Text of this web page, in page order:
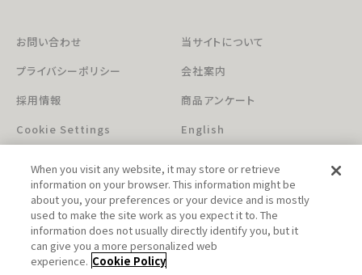
お問い合わせ
当サイトについて
プライバシーポリシー
会社案内
採用情報
商品アンケート
Cookie Settings
English
このホームページに掲載されている著作物の無断利用を禁じます。
When you visit any website, it may store or retrieve
information on your browser. This information might be
about you, your preferences or your device and is mostly
used to make the site work as you expect it to. The
information does not usually directly identify you, but it
can give you a more personalized web
experience. Cookie Policy